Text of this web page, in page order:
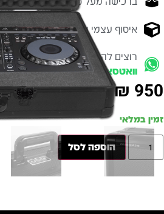
איסוף עצמי מהיר - מקוה ישראל 6 ת״א
רוצים להתייעץ עם מומחה לפני
וואטסאפ
₪ 950
זמין במלאי
הוספה לסל